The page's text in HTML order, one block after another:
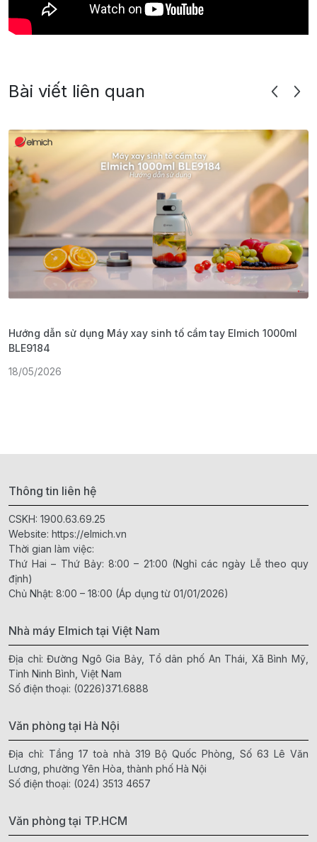
Bài viết liên quan
Hướng dẫn sử dụng Máy xay sinh tố cầm tay Elmich 1000ml
BLE9184
18/05/2026
Thông tin liên hệ
CSKH: 1900.63.69.25
Website: https://elmich.vn
Thời gian làm việc:
Thứ Hai – Thứ Bảy: 8:00 – 21:00 (Nghỉ các ngày Lễ theo quy
định)
Chủ Nhật: 8:00 – 18:00 (Áp dụng từ 01/01/2026)
Nhà máy Elmich tại Việt Nam
Địa chỉ: Đường Ngô Gia Bảy, Tổ dân phố An Thái, Xã Bình Mỹ,
Tỉnh Ninh Bình, Việt Nam
Số điện thoại: (0226)371.6888
Văn phòng tại Hà Nội
Địa chỉ: Tầng 17 toà nhà 319 Bộ Quốc Phòng, Số 63 Lê Văn
Lương, phường Yên Hòa, thành phố Hà Nội
Số điện thoại: (024) 3513 4657
Văn phòng tại TP.HCM